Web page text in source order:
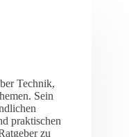
Technik,
Sein
praktischen
zu